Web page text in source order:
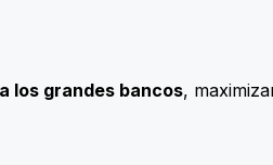
los grandes bancos,